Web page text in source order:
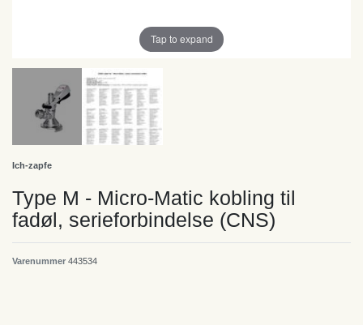
Tap to expand
Ich-zapfe
Type M - Micro-Matic kobling til
fadøl, serieforbindelse (CNS)
Varenummer 443534